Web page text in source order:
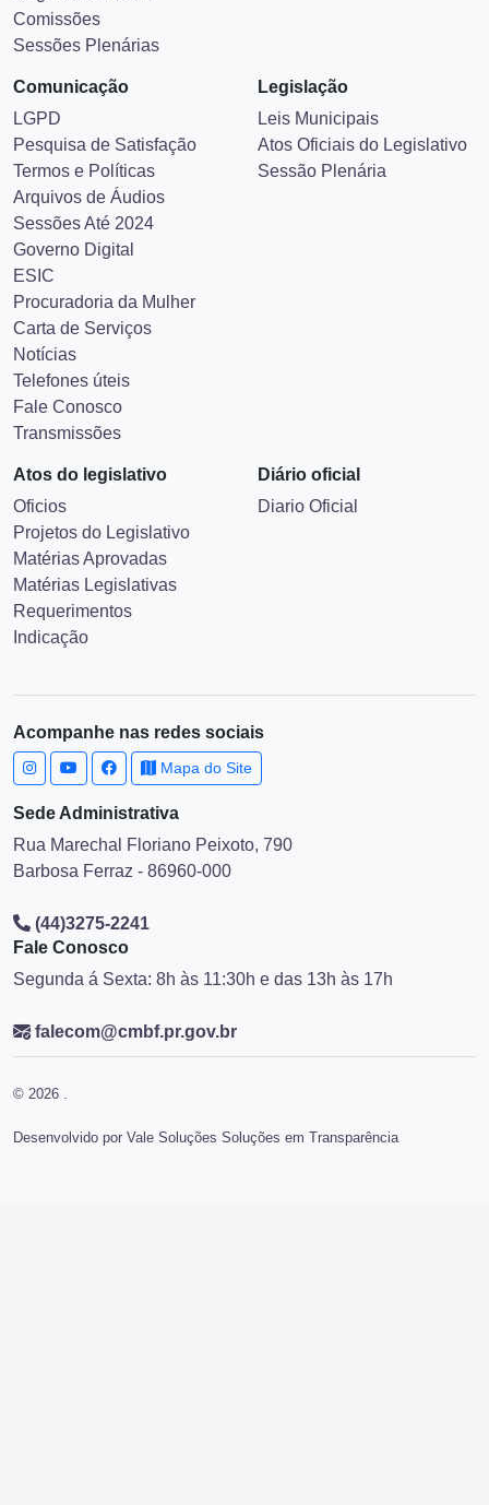
Comissões
Sessões Plenárias
Comunicação
LGPD
Pesquisa de Satisfação
Termos e Políticas
Arquivos de Áudios
Sessões Até 2024
Governo Digital
ESIC
Procuradoria da Mulher
Carta de Serviços
Notícias
Telefones úteis
Fale Conosco
Transmissões
Legislação
Leis Municipais
Atos Oficiais do Legislativo
Sessão Plenária
Atos do legislativo
Oficios
Projetos do Legislativo
Matérias Aprovadas
Matérias Legislativas
Requerimentos
Indicação
Diário oficial
Diario Oficial
Acompanhe nas redes sociais
Mapa do Site
Sede Administrativa
Rua Marechal Floriano Peixoto, 790
Barbosa Ferraz - 86960-000
(44)3275-2241
Fale Conosco
Segunda á Sexta: 8h às 11:30h e das 13h às 17h
falecom@cmbf.pr.gov.br
© 2026 .
Desenvolvido por Vale Soluções Soluções em Transparência